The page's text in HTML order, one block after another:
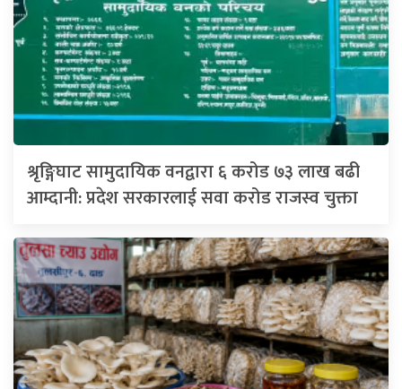
श्रृङ्गिघाट सामुदायिक वनद्वारा ६ करोड ७३ लाख बढी
आम्दानी: प्रदेश सरकारलाई सवा करोड राजस्व चुक्ता